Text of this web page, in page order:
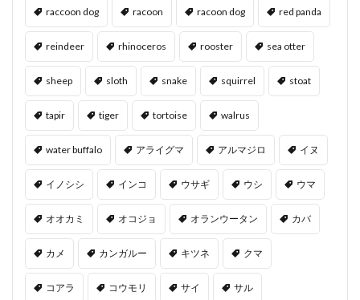
raccoon dog racoon racoon dog red panda
reindeer rhinoceros rooster sea otter
sheep sloth snake squirrel stoat
tapir tiger tortoise walrus
water buffalo アライグマ アルマジロ イヌ
イノシシ インコ ウサギ ウシ ウマ
オオカミ オコジョ オランウータン カバ
カメ カンガルー キツネ クマ
コアラ コウモリ サイ サル